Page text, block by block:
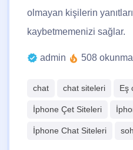
olmayan kişilerin
kaybetmemenizi sağlar.
admin 508 okunma
chat chat siteleri Eş
İphone Çet Siteleri
İphone Chat Siteleri